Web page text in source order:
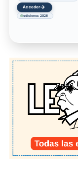
Acceder→
ediciones 2026